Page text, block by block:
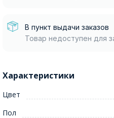
В пункт выдачи заказов
Товар недоступен для
Характеристики
Цвет
Пол